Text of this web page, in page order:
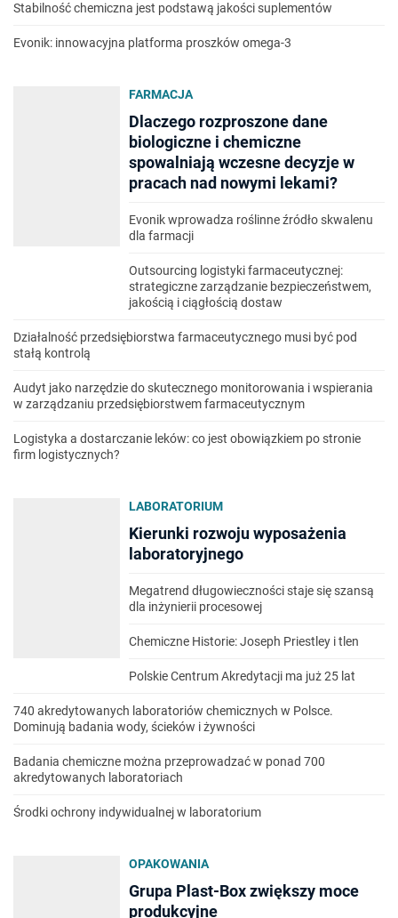
Stabilność chemiczna jest podstawą jakości suplementów
Evonik: innowacyjna platforma proszków omega-3
FARMACJA
Dlaczego rozproszone dane
biologiczne i chemiczne
spowalniają wczesne decyzje w
pracach nad nowymi lekami?
Evonik wprowadza roślinne źródło skwalenu
dla farmacji
Outsourcing logistyki farmaceutycznej:
strategiczne zarządzanie bezpieczeństwem,
jakością i ciągłością dostaw
Działalność przedsiębiorstwa farmaceutycznego musi być pod
stałą kontrolą
Audyt jako narzędzie do skutecznego monitorowania i wspierania
w zarządzaniu przedsiębiorstwem farmaceutycznym
Logistyka a dostarczanie leków: co jest obowiązkiem po stronie
firm logistycznych?
LABORATORIUM
Kierunki rozwoju wyposażenia
laboratoryjnego
Megatrend długowieczności staje się szansą
dla inżynierii procesowej
Chemiczne Historie: Joseph Priestley i tlen
Polskie Centrum Akredytacji ma już 25 lat
740 akredytowanych laboratoriów chemicznych w Polsce.
Dominują badania wody, ścieków i żywności
Badania chemiczne można przeprowadzać w ponad 700
akredytowanych laboratoriach
Środki ochrony indywidualnej w laboratorium
OPAKOWANIA
Grupa Plast-Box zwiększy moce
produkcyjne